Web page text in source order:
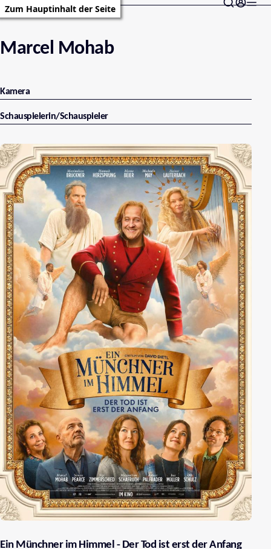
Zum Hauptinhalt der Seite
Marcel Mohab
Kamera
Schauspielerin/Schauspieler
Ein Münchner im Himmel - Der Tod ist erst der Anfang